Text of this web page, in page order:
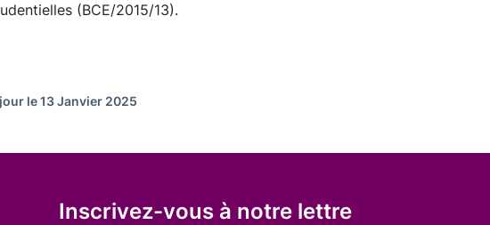
(BCE/2015/13).
le 13 Janvier 2025
Inscrivez-vous à notre lettre